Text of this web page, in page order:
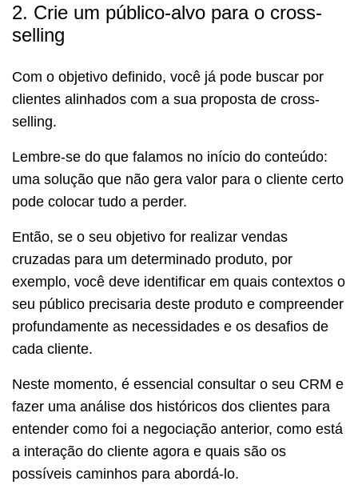
2. Crie um público-alvo para o cross-
selling
Com o objetivo definido, você já pode buscar por
clientes alinhados com a sua proposta de cross-
selling.
Lembre-se do que falamos no início do conteúdo:
uma solução que não gera valor para o cliente certo
pode colocar tudo a perder.
Então, se o seu objetivo for realizar vendas
cruzadas para um determinado produto, por
exemplo, você deve identificar em quais contextos o
seu público precisaria deste produto e compreender
profundamente as necessidades e os desafios de
cada cliente.
Neste momento, é essencial consultar o seu CRM e
fazer uma análise dos históricos dos clientes para
entender como foi a negociação anterior, como está
a interação do cliente agora e quais são os
possíveis caminhos para abordá-lo.